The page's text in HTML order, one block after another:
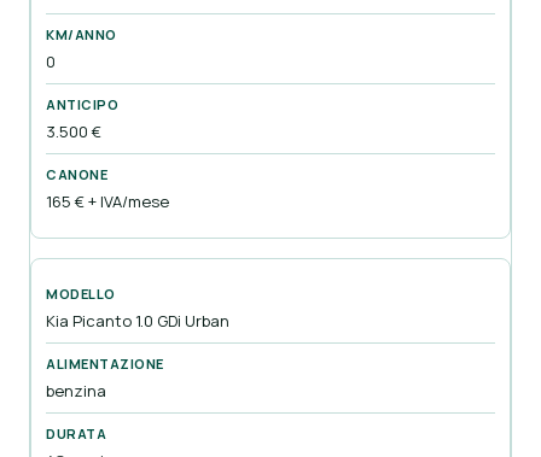
0
3.500 €
165 € + IVA/mese
Kia Picanto 1.0 GDi Urban
benzina